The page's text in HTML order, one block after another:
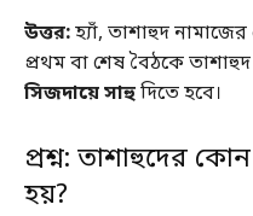
উত্তর:হ্যাঁ, তাশাহুদ
প্রথম বা শেষ বৈঠকে
সিজদায়ে সাহুদিতে হবে।
প্রশ্ন: তাশাহুদের
হয়?